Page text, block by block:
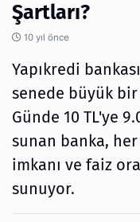
Şartları?
10 yıl önce
Yapıkredi
senede büyük
Günde 10 TL'ye
sunan banka,
imkanı ve faiz
sunuyor.